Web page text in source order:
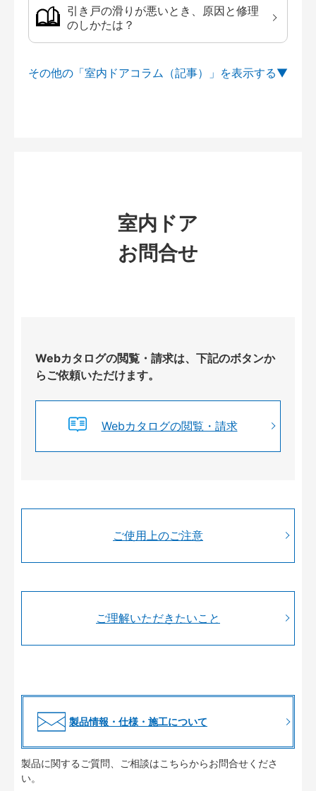
引き戸の滑りが悪いとき、原因と修理
のしかたは？
その他の「室内ドアコラム（記事）」を
室内ドア
お問合せ
Webカタログの閲覧・請求は、下記のボタンか
らご依頼いただけます。
Webカタログの閲覧・請求
ご使用上のご注意
ご理解いただきたいこと
製品情報・仕様・施工について
製品に関するご質問、ご相談はこちらからお問合せくださ
い。